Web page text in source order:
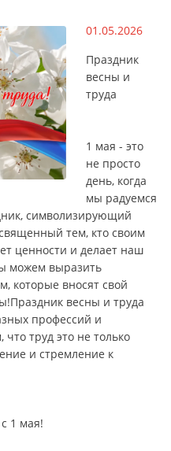
01.05.2026
Праздник
весны и
труда
1 мая - это
не просто
день, когда
мы радуемся
символизирующий
тем, кто своим
ценности и делает наш
можем выразить
которые вносят свой
весны и труда
профессий и
труд это не только
и стремление к
1 мая!